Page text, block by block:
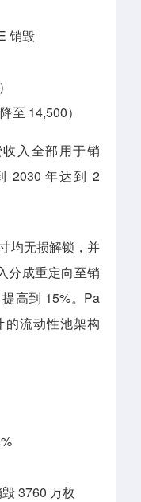
销毁
至 14,500）
入全部用于销
2030 年达到 2
均无损解锁，并
分成重定向至销
高到 15%。Pa
的流动性池架构
3760 万枚